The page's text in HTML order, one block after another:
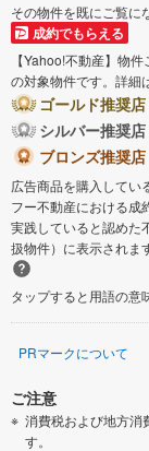
その物件を既にご覧に
成約でもらえる
【Yahoo!不動産】物
の対象物件です。詳細
ゴールド推奨店
シルバー推奨店
ブロンズ推奨店
広告商品を購入してい
フー不動産における成
実践していると認めた
扱物件）に表示されます
タップすると用語の意
PRマークについて
ご注意
消費税および地方消
す。